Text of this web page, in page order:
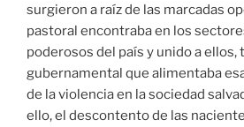
surgieron a raíz de las marcadas
pastoral encontraba en los
poderosos del país y unido a
gubernamental que alimentaba
de la violencia en la sociedad
ello, el descontento de las